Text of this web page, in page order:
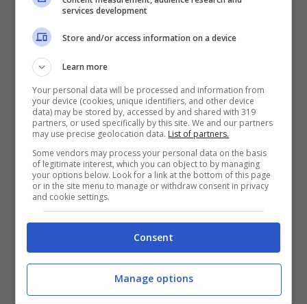
Anche Niki lauda è intervenuto sulla
questione DRS sostenendo chequesta
strada fondamentalmente è sbagliata
perchè il pilota davanti non è in grado di
difendersi e questo dal punto di vista
sportivo non è del tutto giusto.
Ma in questa F1 la differenza non la fa più
il pilota visto che ha più importanza il
services development
Store and/or access information on a device
Learn more
Your personal data will be processed and information from
your device (cookies, unique identifiers, and other device
data) may be stored by, accessed by and shared with 319
partners, or used specifically by this site. We and our partners
may use precise geolocation data. List of partners.
Some vendors may process your personal data on the basis
of legitimate interest, which you can object to by managing
your options below. Look for a link at the bottom of this page
or in the site menu to manage or withdraw consent in privacy
and cookie settings.
Consent
Manage options